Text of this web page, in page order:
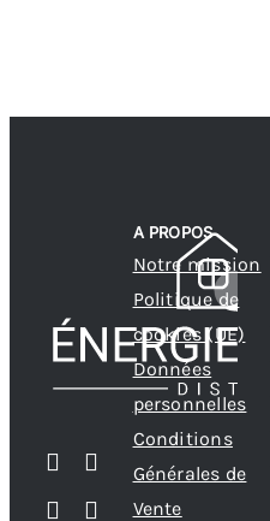
A PROPOS
Notre mission
Politique de
cookies (UE)
Données
personnelles
Conditions
Générales de
Vente